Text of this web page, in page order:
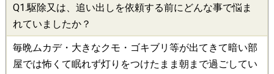
Q1.駆除又は、追い出しを依頼する前にどんな事で悩ま
れていましたか？
毎晩ムカデ・大きなクモ・ゴキブリ等が出てきて暗い部
屋では怖くて眠れず灯りをつけたまま朝まで過ごしてい